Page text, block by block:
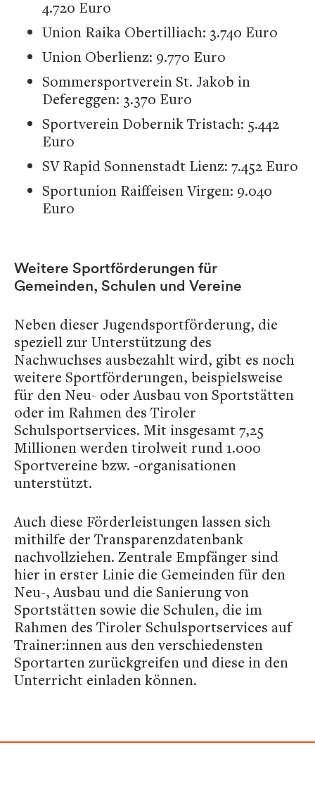
4.720 Euro
Union Raika Obertilliach: 3.740 Euro
Union Oberlienz: 9.770 Euro
Sommersportverein St. Jakob in
Defereggen: 3.370 Euro
Sportverein Dobernik Tristach: 5.442
Euro
SV Rapid Sonnenstadt Lienz: 7.452 Euro
Sportunion Raiffeisen Virgen: 9.040
Euro
Weitere Sportförderungen für
Gemeinden, Schulen und Vereine
Neben dieser Jugendsportförderung, die
speziell zur Unterstützung des
Nachwuchses ausbezahlt wird, gibt es noch
weitere Sportförderungen, beispielsweise
für den Neu- oder Ausbau von Sportstätten
oder im Rahmen des Tiroler
Schulsportservices. Mit insgesamt 7,25
Millionen werden tirolweit rund 1.000
Sportvereine bzw. -organisationen
unterstützt.
Auch diese Förderleistungen lassen sich
mithilfe der Transparenzdatenbank
nachvollziehen. Zentrale Empfänger sind
hier in erster Linie die Gemeinden für den
Neu-, Ausbau und die Sanierung von
Sportstätten sowie die Schulen, die im
Rahmen des Tiroler Schulsportservices auf
Trainer:innen aus den verschiedensten
Sportarten zurückgreifen und diese in den
Unterricht einladen können.